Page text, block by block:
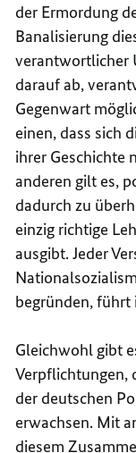
der Ermordung
Banalisierung
verantwortlicher
darauf ab,
Gegenwart
einen, dass sich
ihrer Geschichte
anderen gilt es,
dadurch zu
einzig richtige
ausgibt. Jeder
begründen, führt
Gleichwohl gibt
Verpflichtungen,
der deutschen
erwachsen. Mit
diesem